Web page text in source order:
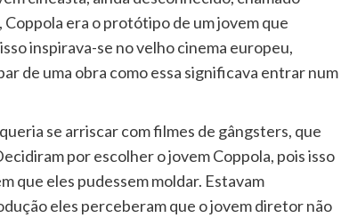
era o protótipo de um jovem que
inspirava-se no velho cinema europeu,
de uma obra como essa significava entrar num
se arriscar com filmes de gângsters, que
por escolher o jovem Coppola, pois isso
que eles pudessem moldar. Estavam
eles perceberam que o jovem diretor não